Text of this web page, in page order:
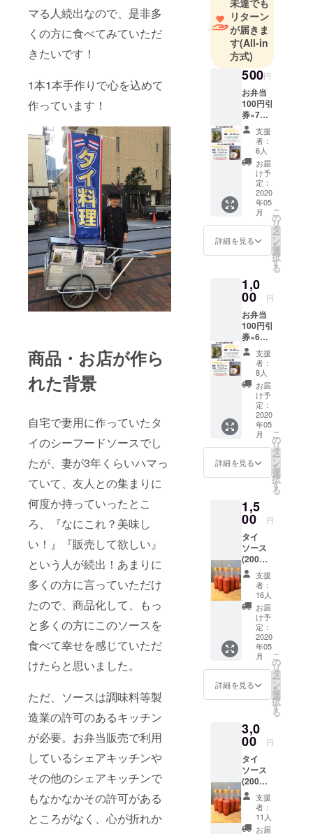
マる人続出なので、是非多
くの方に食べてみていただ
きたいです！
1本1本手作りで心を込めて
作っています！
商品・お店が作ら
れた背景
自宅で妻用に作っていたタ
イのシーフードソースでし
たが、妻が3年くらいハマっ
ていて、友人との集まりに
何度か持っていったとこ
ろ、『なにこれ？美味し
い！』『販売して欲しい』
という人が続出！あまりに
多くの方に言っていただけ
たので、商品化して、もっ
と多くの方にこのソースを
食べて幸せを感じていただ
けたらと思いました。
ただ、ソースは調味料等製
造業の許可のあるキッチン
が必要。お弁当販売で利用
しているシェアキッチンや
その他のシェアキッチンで
もなかなかその許可がある
ところがなく、心が折れか
未達でも
リターン
が届きま
す(All-in
方式)
500円
お弁当
100円引
券×7枚
※1回に
つき1枚
のみご
利用い
ただけ
ます。
※お弁当
販売時
間内
に、東
京都品
川区大
崎駅近
区西品
川3-20
辺り)に
お弁当
を買い
に来ら
れる方
限定(リ
ヤカー
販売、
12時
頃〜14
時頃&
月〜水
曜の夜
17時〜
20時頃
了) ※使
用期間
2020年
10月末
まで ※
お届け
は2020
年4月頃
郵送で
のお届
けを予
定して
いま
す。
支援
者：
6人
お届
け予
定：
2020
年05
月
詳細を見る
こ
の
リ
タ
ー
ン
を
選
択
す
る
1,0
00 円
お弁当
100円引
券×6枚
とソー
ス1本引
換券 ※
割引券
は1回に
つき1枚
のみご
利用い
ただけ
ます。
※お弁当
販売時
間内
京都品
川区大
崎駅近
く(品川
区西品
川3-20
辺り)に
お弁当
を買い
に来ら
れる方
限定(リ
ヤカー
販売、
12時
頃〜14
時頃&
20時頃
いずれ
も完売
次第終
了)で
す。 ※
使用期
間2020
年10月
末まで
支援
者：
8人
お届
け予
定：
2020
年05
月
詳細を見る
こ
の
リ
タ
ー
ン
を
選
択
す
る
1,5
00 円
タイ
ソース
(200ml)
2本をお
届けし
ます。
タイ
ソース1
本500円
×2本、
送料500
円 ラベ
ル、ボ
トル等
はまだ
検討段
為、変
わる可
能性が
ありま
す。 賞
味期限
は現状
は1ヶ月
となり
ます。
支援
者：
16人
お届
け予
定：
2020
年05
月
詳細を見る
こ
の
リ
タ
ー
ン
を
選
択
す
る
3,0
00 円
タイ
ソース
(200ml)
5本をお
届けし
ます。
お友達
支援
者：
11人
お届